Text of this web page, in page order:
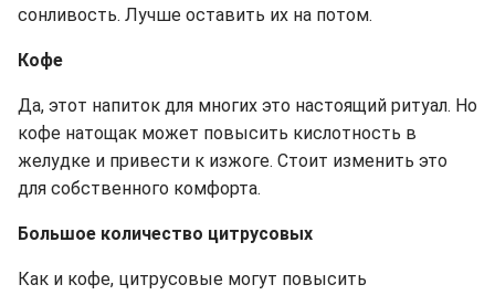
сонливость. Лучше оставить их на потом.
Кофе
Да, этот напиток для многих это настоящий ритуал. Но
кофе натощак может повысить кислотность в
желудке и привести к изжоге. Стоит изменить это
для собственного комфорта.
Большое количество цитрусовых
Как и кофе, цитрусовые могут повысить